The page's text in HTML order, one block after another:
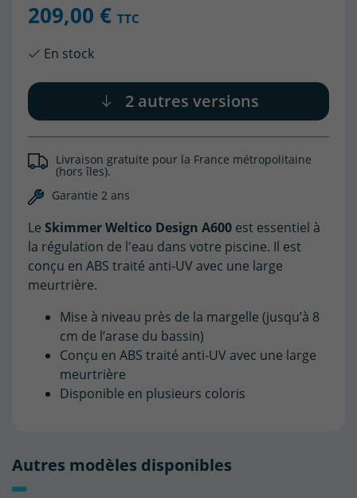
209,00 € TTC
En stock
2 autres versions
Livraison gratuite pour la France métropolitaine
(hors îles).
Garantie 2 ans
Le Skimmer Weltico Design A600 est essentiel à
la régulation de l'eau dans votre piscine. Il est
conçu en ABS traité anti-UV avec une large
meurtrière.
Mise à niveau près de la margelle (jusqu’à 8
cm de l’arase du bassin)
Conçu en ABS traité anti-UV avec une large
meurtrière
Disponible en plusieurs coloris
Autres modèles disponibles